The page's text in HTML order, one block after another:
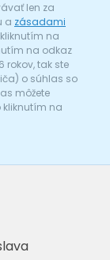
len za
a zásadami
na
na odkaz
rokov, tak ste
o súhlas so
môžete
na